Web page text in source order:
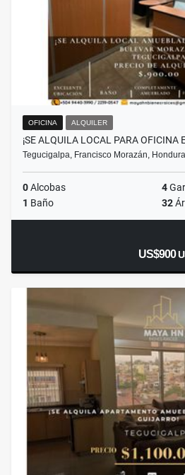
OFICINA ALQUILER
¡SE ALQUILA LOCAL PARA OFICINA
Tegucigalpa, Francisco Morazán,
0Alcobas 4
1 Baño 32
US$900